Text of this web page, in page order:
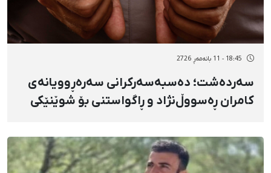
18:45 - 11 بانەمەڕ 2726
سەردەشت؛ دەسبەسەرکرانی سەرەڕوویانەی
کامران ڕەسووڵ‌نژاد و ڕاگواستنی بۆ شوێنێکی